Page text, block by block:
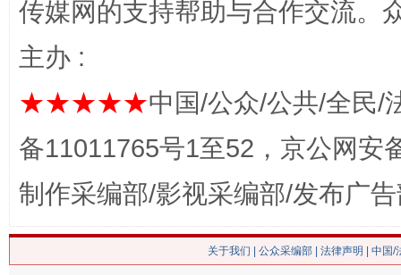
这是一记警钟！ 谢
传媒网的支持帮助与合作交流。
主办 :
★★★★★中国/公众/公共/全民/
备11011765号1至52，京公网安
制作采编部/影视采编部/发布广
关于我们 公众采编部 法律声明 | 中国